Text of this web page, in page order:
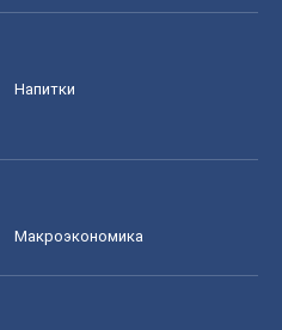
Напитки
Mакроэкономика